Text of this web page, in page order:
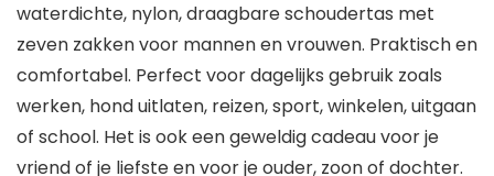
waterdichte, nylon, draagbare schoudertas met
zeven zakken voor mannen en vrouwen. Praktisch en
comfortabel. Perfect voor dagelijks gebruik zoals
werken, hond uitlaten, reizen, sport, winkelen, uitgaan
of school. Het is ook een geweldig cadeau voor je
vriend of je liefste en voor je ouder, zoon of dochter.